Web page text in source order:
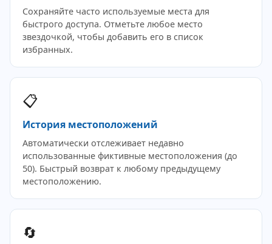
Сохраняйте часто используемые места для
быстрого доступа. Отметьте любое место
звездочкой, чтобы добавить его в список
избранных.
📋
История местоположений
Автоматически отслеживает недавно
использованные фиктивные местоположения (до
50). Быстрый возврат к любому предыдущему
местоположению.
🔄